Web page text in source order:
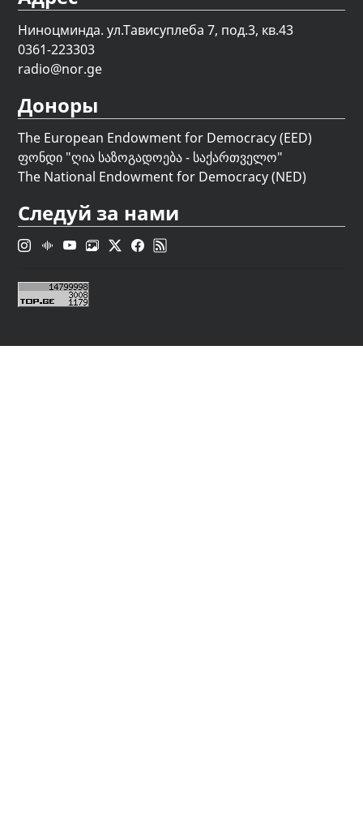
Ниноцминда. ул.Тависуплеба 7, под.3, кв.43
0361-223303
radio@nor.ge
Доноры
The European Endowment for Democracy (EED)
ფონდი "ღია საზოგადოება - საქართველო"
The National Endowment for Democracy (NED)
Следуй за нами